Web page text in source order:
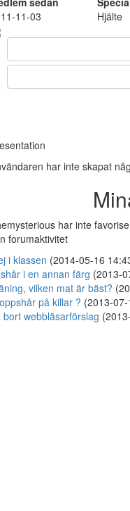
11-03
Hjälte
har inte skapat
har inte
forumaktivitet
i klassen (2014-05-16
i en annan färg (2013-
vilken mat är bäst?
på killar ? (2013-
bort webbläsarförslag